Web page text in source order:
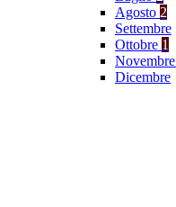
Agosto 2
Settembre
Ottobre 1
Novembre
Dicembre